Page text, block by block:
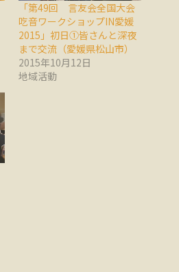
「第49回 言友会全国大会
吃音ワークショップIN愛媛
2015」初日①皆さんと深夜
まで交流（愛媛県松山市）
2015年10月12日
地域活動